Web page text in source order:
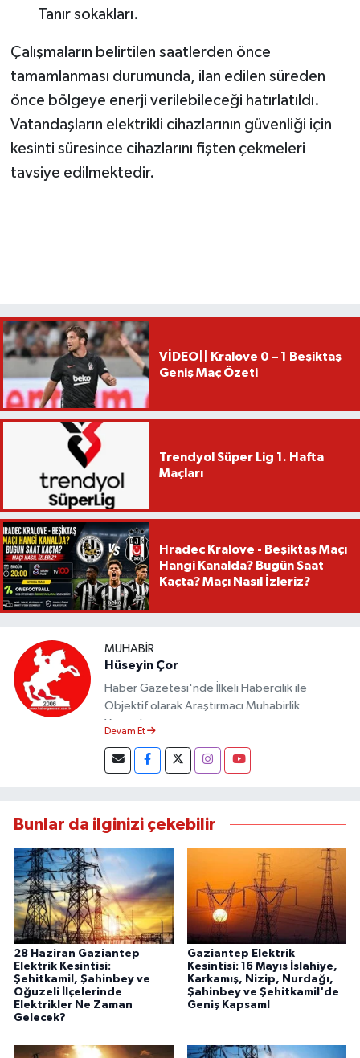
Tanır sokakları.
Çalışmaların belirtilen saatlerden önce
tamamlanması durumunda, ilan edilen süreden
önce bölgeye enerji verilebileceği hatırlatıldı.
Vatandaşların elektrikli cihazlarının güvenliği için
kesinti süresince cihazlarını fişten çekmeleri
tavsiye edilmektedir.
VİDEO|| Kralove 0 – 1 Beşiktaş
Geniş Maç Özeti
Trendyol Süper Lig 1. Hafta
Maçları
Hradec Kralove - Beşiktaş Maçı
Hangi Kanalda? Bugün Saat
Kaçta? Maçı Nasıl İzleriz?
MUHABIR
Hüseyin Çor
Haber Gazetesi'nde İlkeli Habercilik ile
Objektif olarak Araştırmacı Muhabirlik
Yapmaktayım.
Devam Et
Bunlar da ilginizi çekebilir
28 Haziran Gaziantep
Elektrik Kesintisi:
Şehitkamil, Şahinbey ve
Oğuzeli İlçelerinde
Elektrikler Ne Zaman
Gelecek?
Gaziantep Elektrik
Kesintisi: 16 Mayıs İslahiye,
Karkamış, Nizip, Nurdağı,
Şahinbey ve Şehitkamil'de
Geniş Kapsaml